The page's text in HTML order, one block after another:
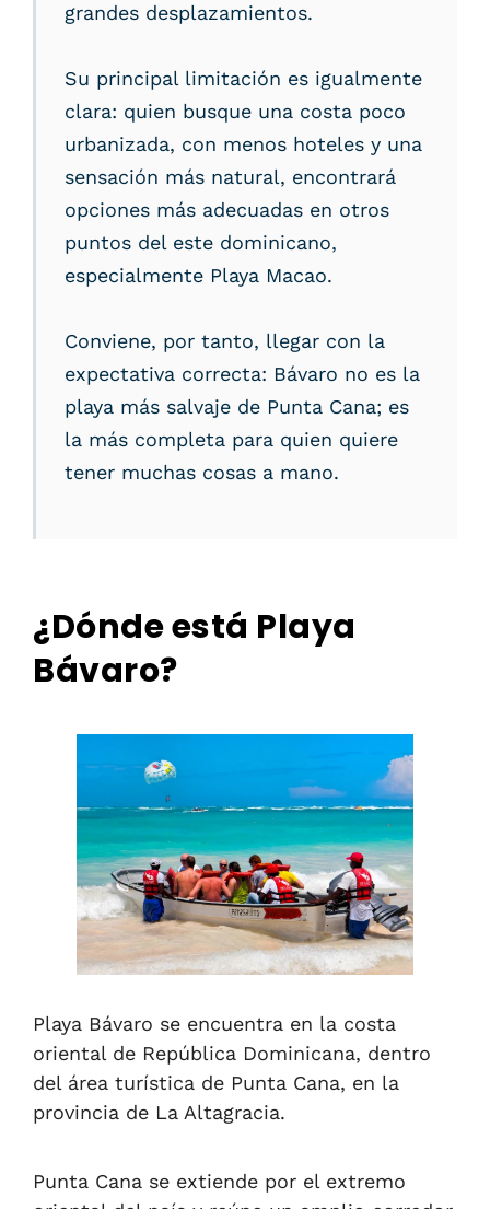
grandes desplazamientos.
Su principal limitación es igualmente
clara: quien busque una costa poco
urbanizada, con menos hoteles y una
sensación más natural, encontrará
opciones más adecuadas en otros
puntos del este dominicano,
especialmente Playa Macao.
Conviene, por tanto, llegar con la
expectativa correcta: Bávaro no es la
playa más salvaje de Punta Cana; es
la más completa para quien quiere
tener muchas cosas a mano.
¿Dónde está Playa
Bávaro?
Playa Bávaro se encuentra en la costa
oriental de República Dominicana, dentro
del área turística de Punta Cana, en la
provincia de La Altagracia.
Punta Cana se extiende por el extremo